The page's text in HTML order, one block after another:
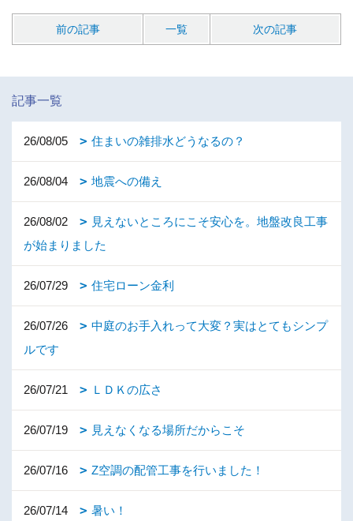
前の記事 一覧 次の記事
記事一覧
26/08/05 住まいの雑排水どうなるの？
26/08/04 地震への備え
26/08/02
見えないところにこそ安心を。地盤改良工事
が始まりました
26/07/29 住宅ローン金利
26/07/26
中庭のお手入れって大変？実はとてもシンプ
ルです
26/07/21 ＬＤＫの広さ
26/07/19 見えなくなる場所だからこそ
26/07/16 Z空調の配管工事を行いました！
26/07/14 暑い！